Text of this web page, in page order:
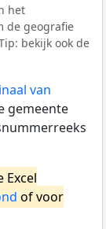
het
de geografie
bekijk ook de
van
gemeente
Excel
of voor